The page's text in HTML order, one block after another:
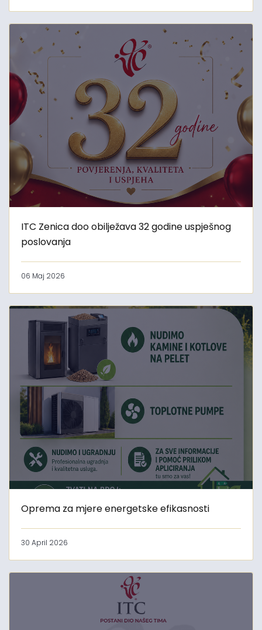
ITC Zenica doo obilježava 32 godine uspješnog
poslovanja
06 Maj 2026
Oprema za mjere energetske efikasnosti
30 April 2026